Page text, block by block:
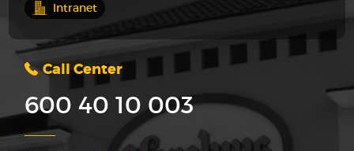
Intranet
Call Center
600 40 10 003